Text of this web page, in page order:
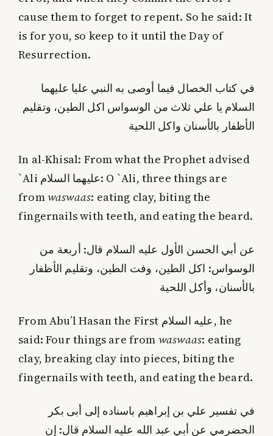
cause them to forget to repent. So he said: It
is for you, so keep to it until the Day of
Resurrection.
السلام يا علي ثلاث من الوسواس اكل الطين، وتقليم
الأظفار بالأسنان واكل اللحية
In al-Khisal: From what the Prophet advised
`Ali عليهما السلام: O `Ali, three things are
fromwaswaas: eating clay, biting the
fingernails with teeth, and eating the beard.
الوسواس: اكل الطين، وفت الطين، وتقليم الأظفار
بالأسنان، وأكل اللحية
From Abu’l Hasan the First عليه السلام, he
said: Four things are from waswaas: eating
clay, breaking clay into pieces, biting the
fingernails with teeth, and eating the beard.
الحضرمي عن أبي عبد الله عليه السلام قال: إن